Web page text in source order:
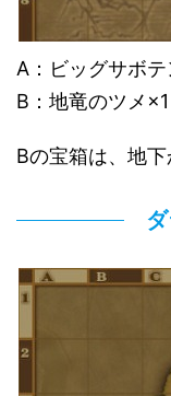
A：ビッグサボ
B：地竜のツメ×1
Bの宝箱は、地下